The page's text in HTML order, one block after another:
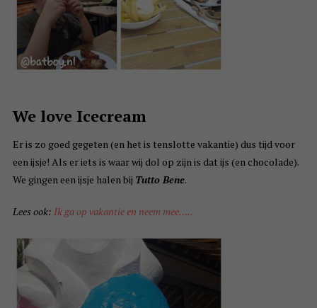
We love Icecream
Er is zo goed gegeten (en het is tenslotte vakantie) dus tijd voor
een ijsje! Als er iets is waar wij dol op zijn is dat ijs (en chocolade).
We gingen een ijsje halen bij Tutto Bene.
Lees ook: Ik ga op vakantie en neem mee…..